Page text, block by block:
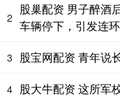
2
股巢配资 男子醉酒
车辆停下，引发连
3 股宝网配资 青年
4 股大牛配资 这所军